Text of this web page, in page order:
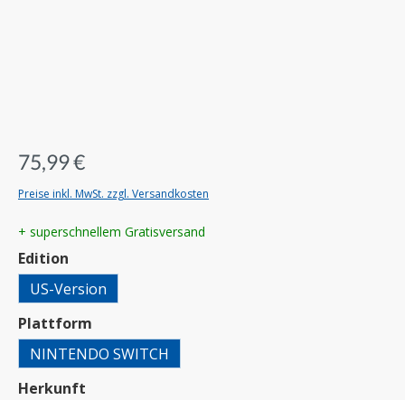
75,99 €
Preise inkl. MwSt. zzgl. Versandkosten
+ superschnellem Gratisversand
Edition
US-Version
Plattform
NINTENDO SWITCH
Herkunft